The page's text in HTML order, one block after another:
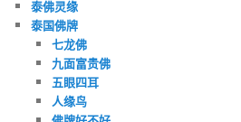
泰佛灵缘
泰国佛牌
七龙佛
九面富贵佛
五眼四耳
人缘鸟